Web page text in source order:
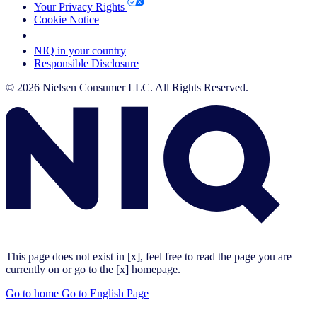
Your Privacy Rights
Cookie Notice
NIQ in your country
Responsible Disclosure
© 2026 Nielsen Consumer LLC. All Rights Reserved.
This page does not exist in [x], feel free to read the page you are
currently on or go to the [x] homepage.
Go to home Go to English Page